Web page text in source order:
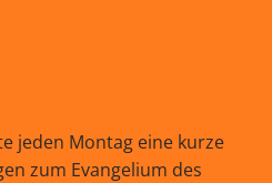
jeden Montag eine kurze
zum Evangelium des